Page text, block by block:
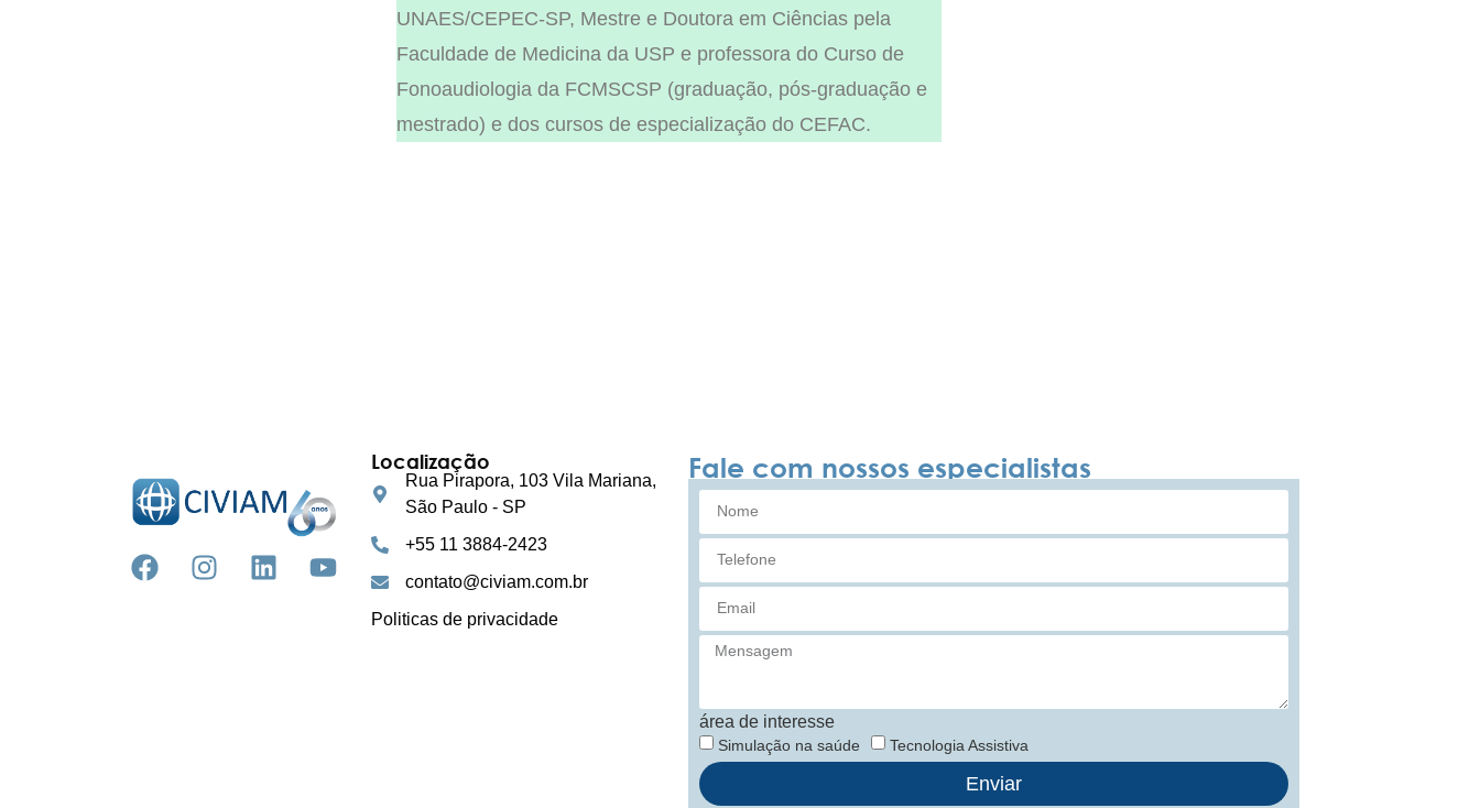
UNAES/CEPEC-SP, Mestre e Doutora em Ciências pela
Faculdade de Medicina da USP e professora do Curso de
Fonoaudiologia da FCMSCSP (graduação, pós-graduação e
mestrado) e dos cursos de especialização do CEFAC.
Localização
Rua Pirapora, 103 Vila Mariana,
São Paulo - SP
+55 11 3884-2423
contato@civiam.com.br
Politicas de privacidade
Fale com nossos especialistas
área de interesse
Simulação na saúde Tecnologia Assistiva
Enviar